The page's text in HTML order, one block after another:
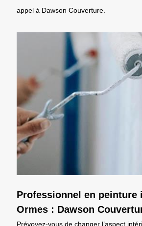
appel à Dawson Couverture.
Professionnel en peinture
Ormes : Dawson
Prévoyez-vous de changer l’aspect